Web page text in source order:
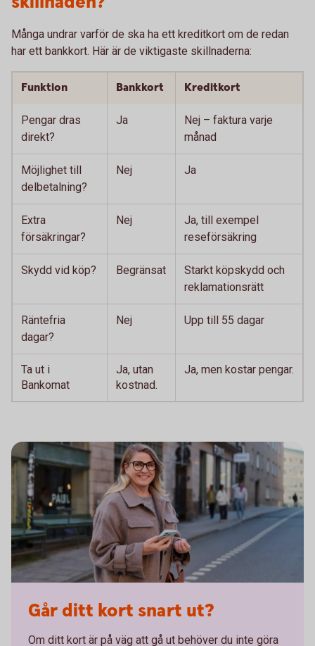
Många undrar varför de ska ha ett kreditkort om de redan
har ett bankkort. Här är de viktigaste skillnaderna:
Funktion Bankkort Kreditkort
Pengar dras
direkt?
Ja
Nej – faktura varje
månad
Möjlighet till
delbetalning?
Nej Ja
Extra
försäkringar?
Nej
Ja, till exempel
reseförsäkring
Skydd vid köp? Begränsat
Starkt köpskydd och
reklamationsrätt
Räntefria
dagar?
Nej Upp till 55 dagar
Ta ut i
Bankomat
Ja, utan
kostnad.
Ja, men kostar pengar.
Går ditt kort snart ut?
Om ditt kort är på väg att gå ut behöver du inte göra